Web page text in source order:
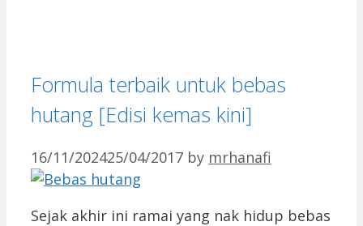
Formula terbaik untuk bebas
hutang [Edisi kemas kini]
16/11/202425/04/2017 by mrhanafi
Sejak akhir ini ramai yang nak hidup bebas